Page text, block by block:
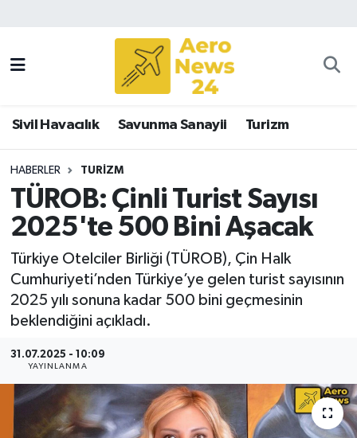
Sivil Havacılık Savunma Sanayii Turizm
HABERLER TURIZM
TÜROB: Çinli Turist Sayısı
2025'te 500 Bini Aşacak
Türkiye Otelciler Birliği (TÜROB), Çin Halk
Cumhuriyeti’nden Türkiye’ye gelen turist sayısının
2025 yılı sonuna kadar 500 bini geçmesinin
beklendiğini açıkladı.
31.07.2025 - 10:09
YAYINLANMA